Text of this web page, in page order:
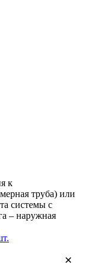
к
труба) или
системы с
– наружная
✕